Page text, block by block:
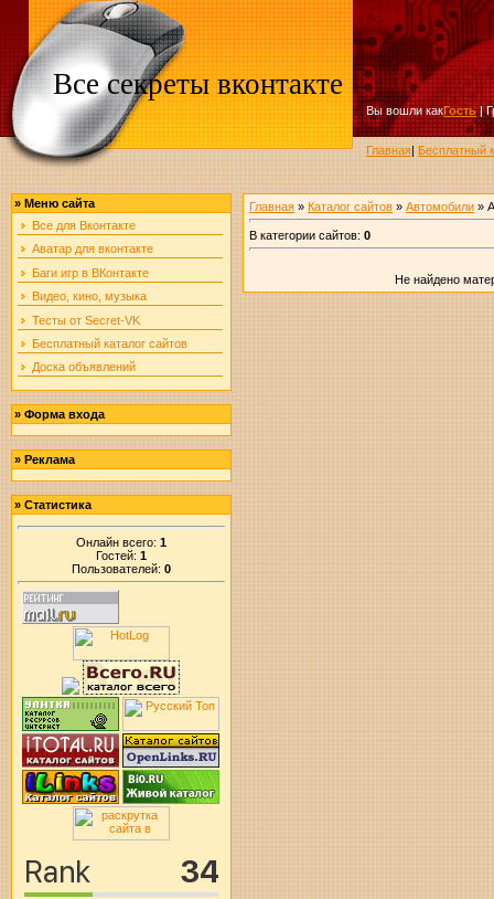
Все секреты вконтакте
Вы вошли какГость|
Главная|Бесплатный
» Меню сайта
Все для Вконтакте
Аватар для вконтакте
Баги игр в ВКонтакте
Видео, кино, музыка
Тесты от Secret-VK
Бесплатный каталог сайтов
Доска объявлений
» Форма входа
» Реклама
» Статистика
Онлайн всего: 1
Гостей: 1
Пользователей: 0
Главная» Каталог сайтов» Автомобили»
В категории сайтов: 0
Не найдено